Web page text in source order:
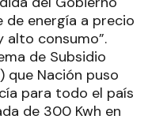
de energía a precio
alto consumo”.
de Subsidio
que Nación puso
para todo el país
de 300 Kwh en